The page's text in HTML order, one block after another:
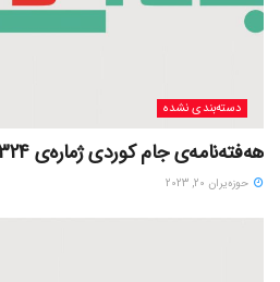
دسته‌بندی نشده
هەفتەنامەی جام کوردی ژمارەی 324
حوزه‌یران 20, 2023